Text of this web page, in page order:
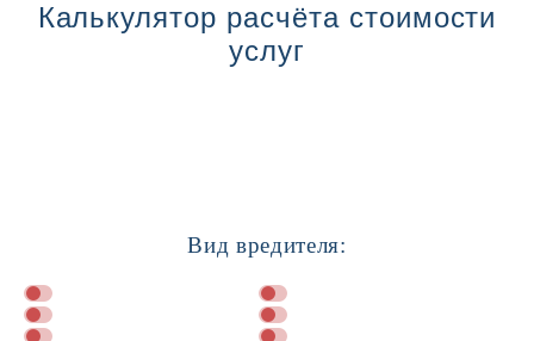
Калькулятор расчёта стоимости
услуг
Вид вредителя: